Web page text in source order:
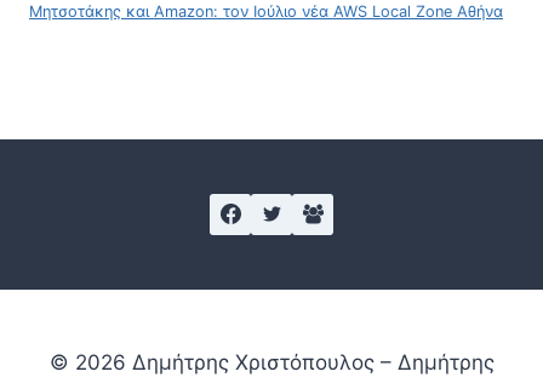
Μητσοτάκης και Amazon: τον Ιούλιο νέα AWS Local Zone Αθήνα
© 2026 Δημήτρης Χριστόπουλος – Δημήτρης